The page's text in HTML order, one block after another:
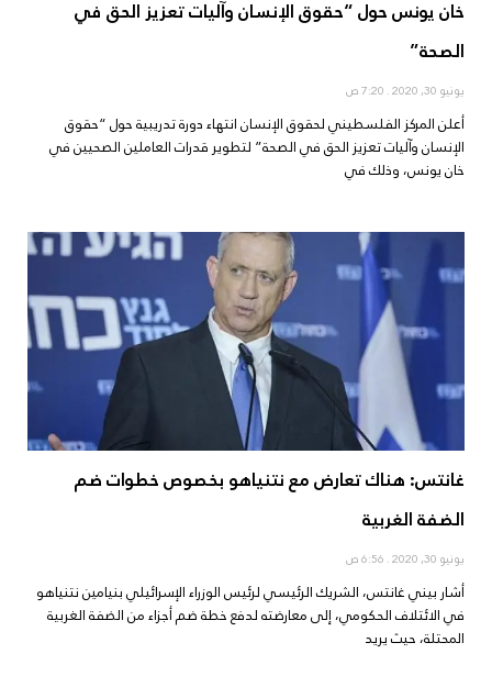
خان يونس حول “حقوق الإنسان وآليات تعزيز الحق في
الصحة”
يونيو 30, 2020
أعلن المركز الفلسطيني لحقوق الإنسان انتهاء دورة تدريبية حول “حقوق
الإنسان وآليات تعزيز الحق في الصحة” لتطوير قدرات العاملين الصحيين في
خان يونس، وذلك في
غانتس: هناك تعارض مع نتنياهو بخصوص خطوات ضم
الضفة الغربية
يونيو 30, 2020
أشار بيني غانتس، الشريك الرئيسي لرئيس الوزراء الإسرائيلي بنيامين نتنياهو
في الائتلاف الحكومي، إلى معارضته لدفع خطة ضم أجزاء من الضفة الغربية
المحتلة، حيث يريد